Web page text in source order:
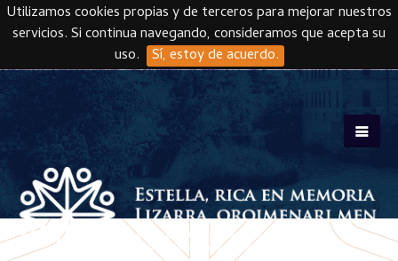
Utilizamos cookies propias y de terceros para mejorar nuestros
servicios. Si continua navegando, consideramos que acepta su
uso. Sí, estoy de acuerdo.
Skip to main content